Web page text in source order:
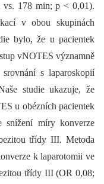
vs. 178 min; p < 0,01).
v obou skupinách
bylo, že u pacientek
vNOTES významně
s laparoskopií
studie ukazuje, že
u obézních pacientek
snížení míry konverze
třídy III. Metoda
k laparotomii ve
třídy III (OR 0,08;